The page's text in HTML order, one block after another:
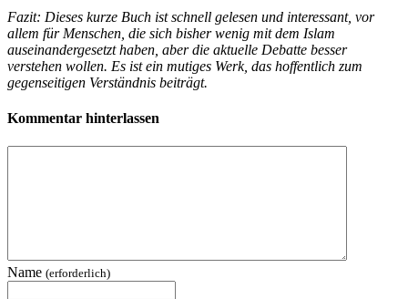
Fazit: Dieses kurze Buch ist schnell gelesen und interessant, vor
allem für Menschen, die sich bisher wenig mit dem Islam
auseinandergesetzt haben, aber die aktuelle Debatte besser
verstehen wollen. Es ist ein mutiges Werk, das hoffentlich zum
gegenseitigen Verständnis beiträgt.
Kommentar hinterlassen
Name (erforderlich)